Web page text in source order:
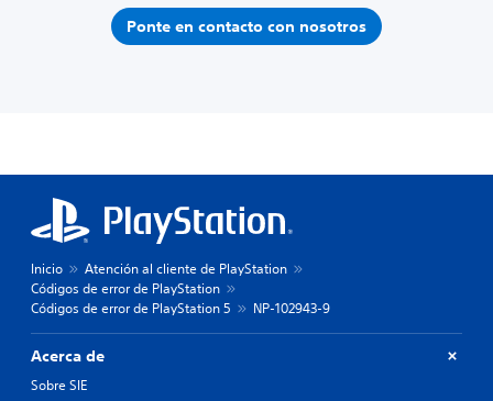
Ponte en contacto con nosotros
Inicio
Atención al cliente de PlayStation
Códigos de error de PlayStation
Códigos de error de PlayStation 5
NP-102943-9
Acerca de
Sobre SIE